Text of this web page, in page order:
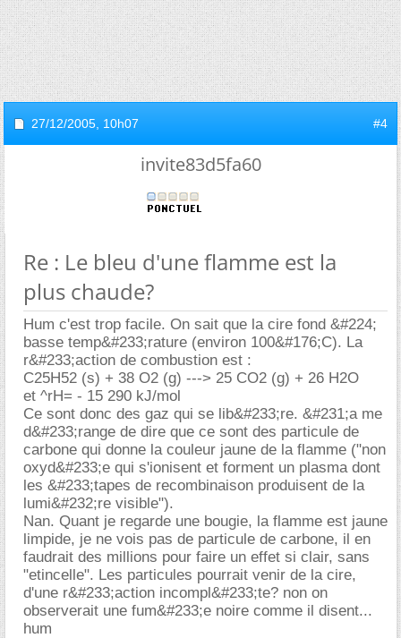
27/12/2005, 10h07 #4
invite83d5fa60
Re : Le bleu d'une flamme est la
plus chaude?
Hum c'est trop facile. On sait que la cire fond &#224;
basse temp&#233;rature (environ 100&#176;C). La
r&#233;action de combustion est :
C25H52 (s) + 38 O2 (g) ---> 25 CO2 (g) + 26 H2O
et ^rH= - 15 290 kJ/mol
Ce sont donc des gaz qui se lib&#233;re. &#231;a me
d&#233;range de dire que ce sont des particule de
carbone qui donne la couleur jaune de la flamme ("non
oxyd&#233;e qui s'ionisent et forment un plasma dont
les &#233;tapes de recombinaison produisent de la
lumi&#232;re visible").
Nan. Quant je regarde une bougie, la flamme est jaune
limpide, je ne vois pas de particule de carbone, il en
faudrait des millions pour faire un effet si clair, sans
"etincelle". Les particules pourrait venir de la cire,
d'une r&#233;action incompl&#233;te? non on
observerait une fum&#233;e noire comme il disent...
hum